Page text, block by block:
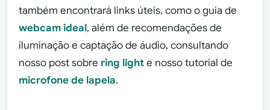
também encontrará links úteis, como o guia de
webcam ideal, além de recomendações de
iluminação e captação de áudio, consultando
nosso post sobre ring lighte nosso tutorial de
microfone de lapela.